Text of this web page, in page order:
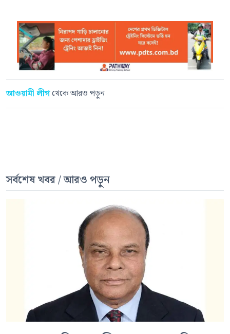
আওয়ামী লীগথেকে আরও পড়ুন
সর্বশেষ খবর / আরও পড়ুন